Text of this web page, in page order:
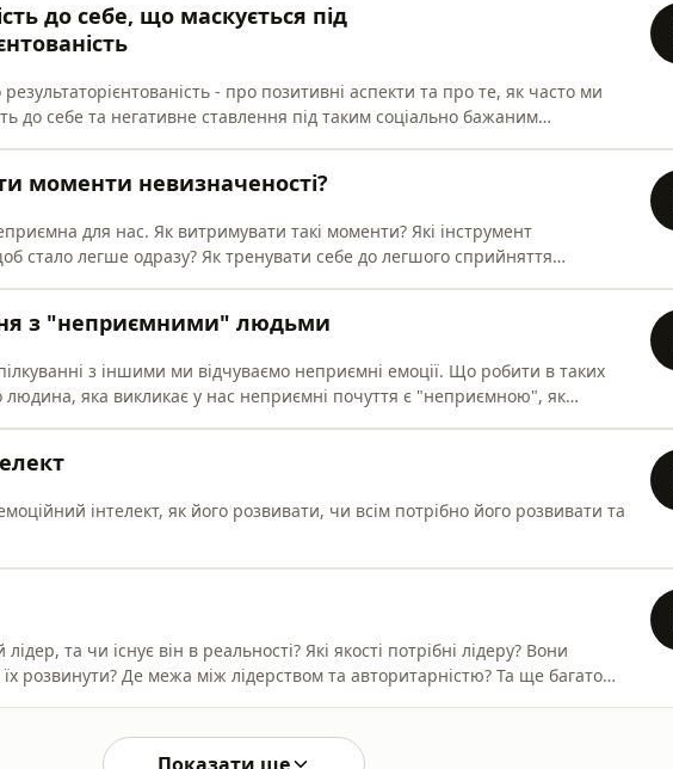
до себе, що маскується під
- про позитивні аспекти та про те, як часто ми
до себе та негативне ставлення під таким соціально бажаним
моменти невизначеності?
для нас. Як витримувати такі моменти? Які інструмент
стало легше одразу? Як тренувати себе до легшого сприйняття
з "неприємними" людьми
з іншими ми відчуваємо неприємні емоції. Що робити в таких
людина, яка викликає у нас неприємні почуття є "неприємною", як
інтелект, як його розвивати, чи всім потрібно його розвивати та
та чи існує він в реальності? Які якості потрібні лідеру? Вони
розвинути? Де межа між лідерством та авторитарністю? Та ще багато